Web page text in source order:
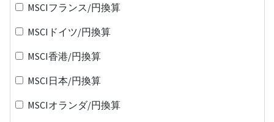
MSCIフランス/円換算
MSCIドイツ/円換算
MSCI香港/円換算
MSCI日本/円換算
MSCIオランダ/円換算